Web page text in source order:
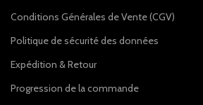
Conditions Générales de Vente (CGV)
Politique de sécurité des données
Expédition & Retour
Progression de la commande